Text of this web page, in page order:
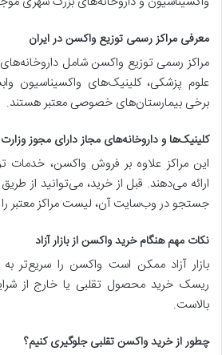
معرفی مراکز رسمی توزیع واکسن در ایران
مراکز رسمی توزیع واکسن شامل
علوم پزشکی، کلینیک‌های واکسیناسیون
برخی بیمارستان‌های خصوصی معتبر هستند.
کلینیک‌ها و داروخانه‌های مجاز دارای مجوز
این مراکز علاوه بر فروش واکسن، خدمات
ارائه می‌دهند. قبل از خرید، می‌توانید از
جستجو در وب‌سایت آن، لیست مراکز معتبر را
نکات مهم هنگام خرید واکسن از بازار آزاد
بازار آزاد ممکن است واکسن را سریع‌تر
ریسک خرید محصول تقلبی یا خارج از
بالاست.
چطور از خرید واکسن تقلبی جلوگیری کنیم؟